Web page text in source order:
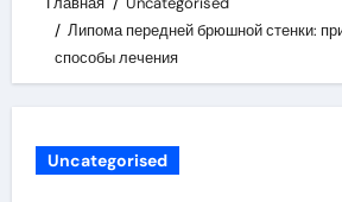
Липома передней брюшной стенки:
способы лечения
Uncategorised